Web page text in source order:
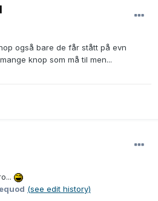
også bare de får stått på evn
knop som må til men...
(see edit history)